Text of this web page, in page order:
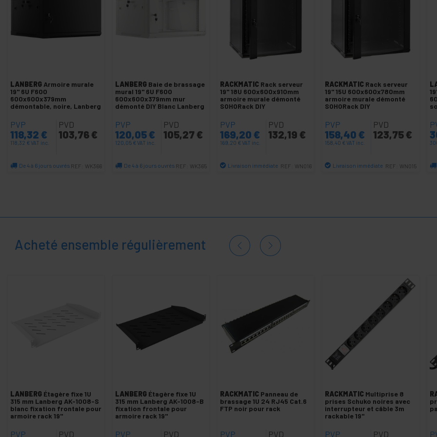
Éclairage
Sécurité,
alarmes
et
+
Électronique
et gadgets
+
entreprise
+
médical
LANBERG Armoire murale
19" 6U F600
600x600x379mm
démontable, noire, Lanberg
PVP
118,32 €
118,32 €VAT inc.
PVD
103,76 €
De 4 à 6 jours ouvrés REF: WK366
LANBERG Baie de brassage
mural 19" 6U F600
600x600x379mm mur
démonté DIY Blanc Lanberg
PVP
120,05€
120,05 €VAT inc.
PVD
105,27 €
De 4 à 6 jours ouvrés REF: WK365
RACKMATIC Rack serveur
19" 18U 600x600x910mm
armoire murale démonté
SOHORack DIY
PVP
169,20 €
169,20 €VAT inc.
PVD
132,19 €
Livraison immédiate REF: WN016
RACKMATIC Rack serveur
19" 15U 600x600x780mm
armoire murale démonté
SOHORack DIY
PVP
158,40 €
158,40 €VAT inc.
PVD
123,75 €
Livraison immédiate REF: WN015
Acheté ensemble régulièrement
LANBERG Étagère fixe 1U
315 mm Lanberg AK-1008-S
blanc fixation frontale pour
armoire rack 19"
PVP PVD
LANBERG Étagère fixe 1U
315 mm Lanberg AK-1008-B
fixation frontale pour
armoire rack 19"
PVP PVD
RACKMATIC Panneau de
brassage 1U 24 RJ45 Cat.6
FTP noir pour rack
PVP PVD
RACKMATIC Multiprise 8
prises Schuko noires avec
interrupteur et câble 3m
rackable 19"
PVP PVD